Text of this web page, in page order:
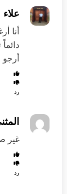
أنا
أرجو
رد
غير
رد